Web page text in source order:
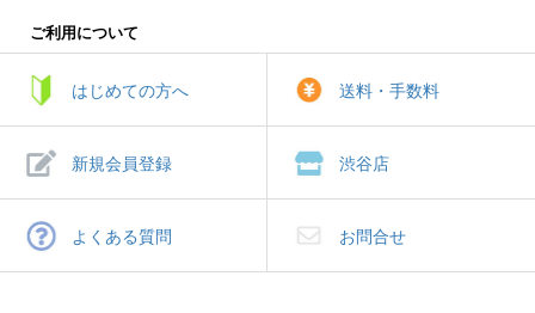
ご利用について
はじめての方へ 送料・手数料
新規会員登録 渋谷店
よくある質問 お問合せ